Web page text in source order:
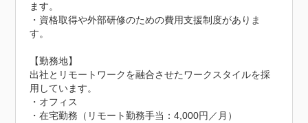
ます。
・資格取得や外部研修のための費用支援制度がありま
す。
【勤務地】
出社とリモートワークを融合させたワークスタイルを採
用しています。
・オフィス
・在宅勤務（リモート勤務手当：4,000円／月）